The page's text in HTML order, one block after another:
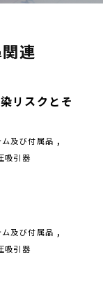
連
リスクとそ
及び付属品 ,
吸引器
及び付属品 ,
吸引器